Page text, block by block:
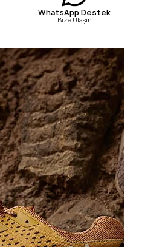
WhatsApp Destek
Bize Ulaşın